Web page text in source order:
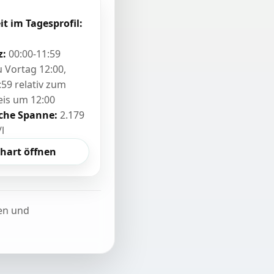
im Tagesprofil:
00:00-11:59
Vortag 12:00,
relativ zum
um 12:00
Spanne: 2.179
öffnen
und